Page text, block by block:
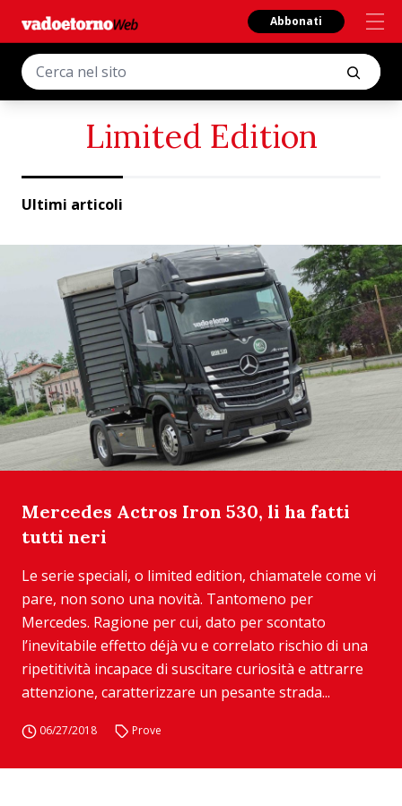
Abbonati
Limited Edition
Ultimi articoli
Mercedes Actros Iron 530, li ha fatti
tutti neri
Le serie speciali, o limited edition, chiamatele come vi
pare, non sono una novità. Tantomeno per
Mercedes. Ragione per cui, dato per scontato
l’inevitabile effetto déjà vu e correlato rischio di una
ripetitività incapace di suscitare curiosità e attrarre
attenzione, caratterizzare un pesante strada...
06/27/2018 Prove